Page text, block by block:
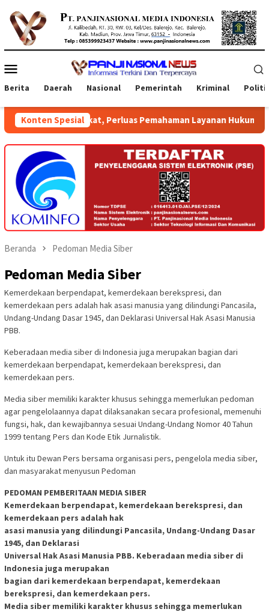
konten
Mobile
Berita Daerah Nasional Pemerintah Kriminal
Konten SpesialPerluas Pemahaman Layanan Hukum KPK
Beranda Pedoman Media Siber
Pedoman Media Siber
Kemerdekaan berpendapat, kemerdekaan berekspresi, dan
kemerdekaan pers adalah hak asasi manusia yang dilindungi Pancasila,
Undang-Undang Dasar 1945, dan Deklarasi Universal Hak Asasi Manusia
PBB.
Keberadaan media siber di Indonesia juga merupakan bagian dari
kemerdekaan berpendapat, kemerdekaan berekspresi, dan
kemerdekaan pers.
Media siber memiliki karakter khusus sehingga memerlukan pedoman
agar pengelolaannya dapat dilaksanakan secara profesional, memenuhi
fungsi, hak, dan kewajibannya sesuai Undang-Undang Nomor 40 Tahun
1999 tentang Pers dan Kode Etik Jurnalistik.
Untuk itu Dewan Pers bersama organisasi pers, pengelola media siber,
dan masyarakat menyusun Pedoman
PEDOMAN PEMBERITAAN MEDIA SIBER
Kemerdekaan berpendapat, kemerdekaan berekspresi, dan
kemerdekaan pers adalah hak
asasi manusia yang dilindungi Pancasila, Undang-Undang Dasar
1945, dan Deklarasi
Universal Hak Asasi Manusia PBB. Keberadaan media siber di
Indonesia juga merupakan
bagian dari kemerdekaan berpendapat, kemerdekaan
berekspresi, dan kemerdekaan pers.
Media siber memiliki karakter khusus sehingga memerlukan